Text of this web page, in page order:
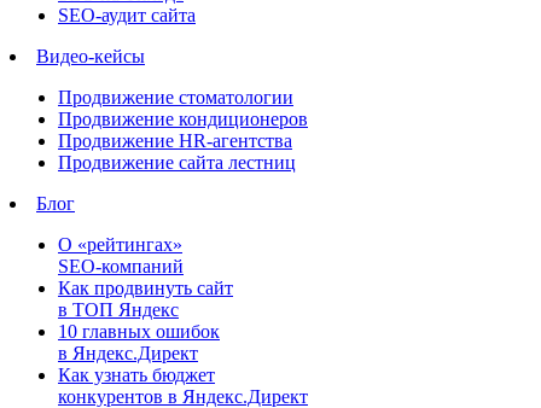
SEO-аудит сайта
Видео-кейсы
Продвижение стоматологии
Продвижение кондиционеров
Продвижение HR-агентства
Продвижение сайта лестниц
Блог
О «рейтингах»
SEO-компаний
Как продвинуть сайт
в ТОП Яндекс
10 главных ошибок
в Яндекс.Директ
Как узнать бюджет
конкурентов в Яндекс.Директ